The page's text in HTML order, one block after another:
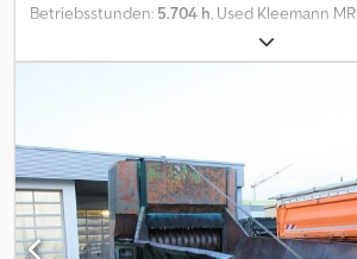
Betriebsstunden: 5.704 h , Used Kleemann
Crusher – 2018 – For Sale at BIG Machinery
MR110Z EVO2 impact crusher is now
Machinery in the Netherlands. Built in
1L4 engine with 364 kW. The machine is
crushing operations and combines high
performance. With an operating weight of
is ready for demanding applications. • Model:
EVO2 • Year: 2018 • Country of manufacture: